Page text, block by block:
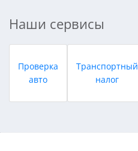
Наши сервисы
Проверка
авто
Транспортный
налог